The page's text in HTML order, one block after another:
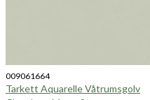
009061664
Tarkett Aquarelle Våtrumsgolv